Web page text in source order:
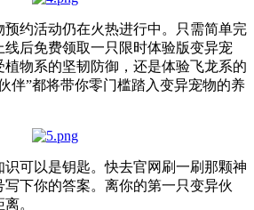
约活动仍在火热进行中。只需简单完
线后免费领取一只限时体验版变异宠
物系的坚韧防御，还是体验飞龙系的
伴”都将带你零门槛踏入变异宠物的养
可以是钥匙。快去官网刷一刷那颗神
下你的答案。离你的第一只变异伙
。